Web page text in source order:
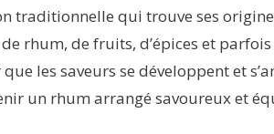
traditionnelle qui trouve ses
de rhum, de fruits, d’épices et
les saveurs se développent et
un rhum arrangé savoureux et